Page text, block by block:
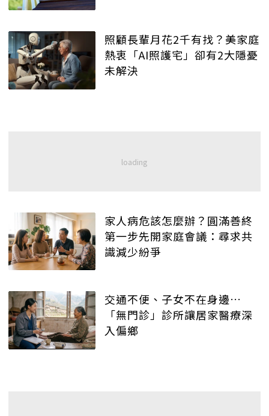
照顧長輩月花2千有找？美家庭
熱衷「AI照護宅」卻有2大隱憂
未解決
家人病危該怎麼辦？圓滿善終
第一步先開家庭會議：尋求共
識減少紛爭
交通不便、子女不在身邊…
「無門診」診所讓居家醫療深
入偏鄉